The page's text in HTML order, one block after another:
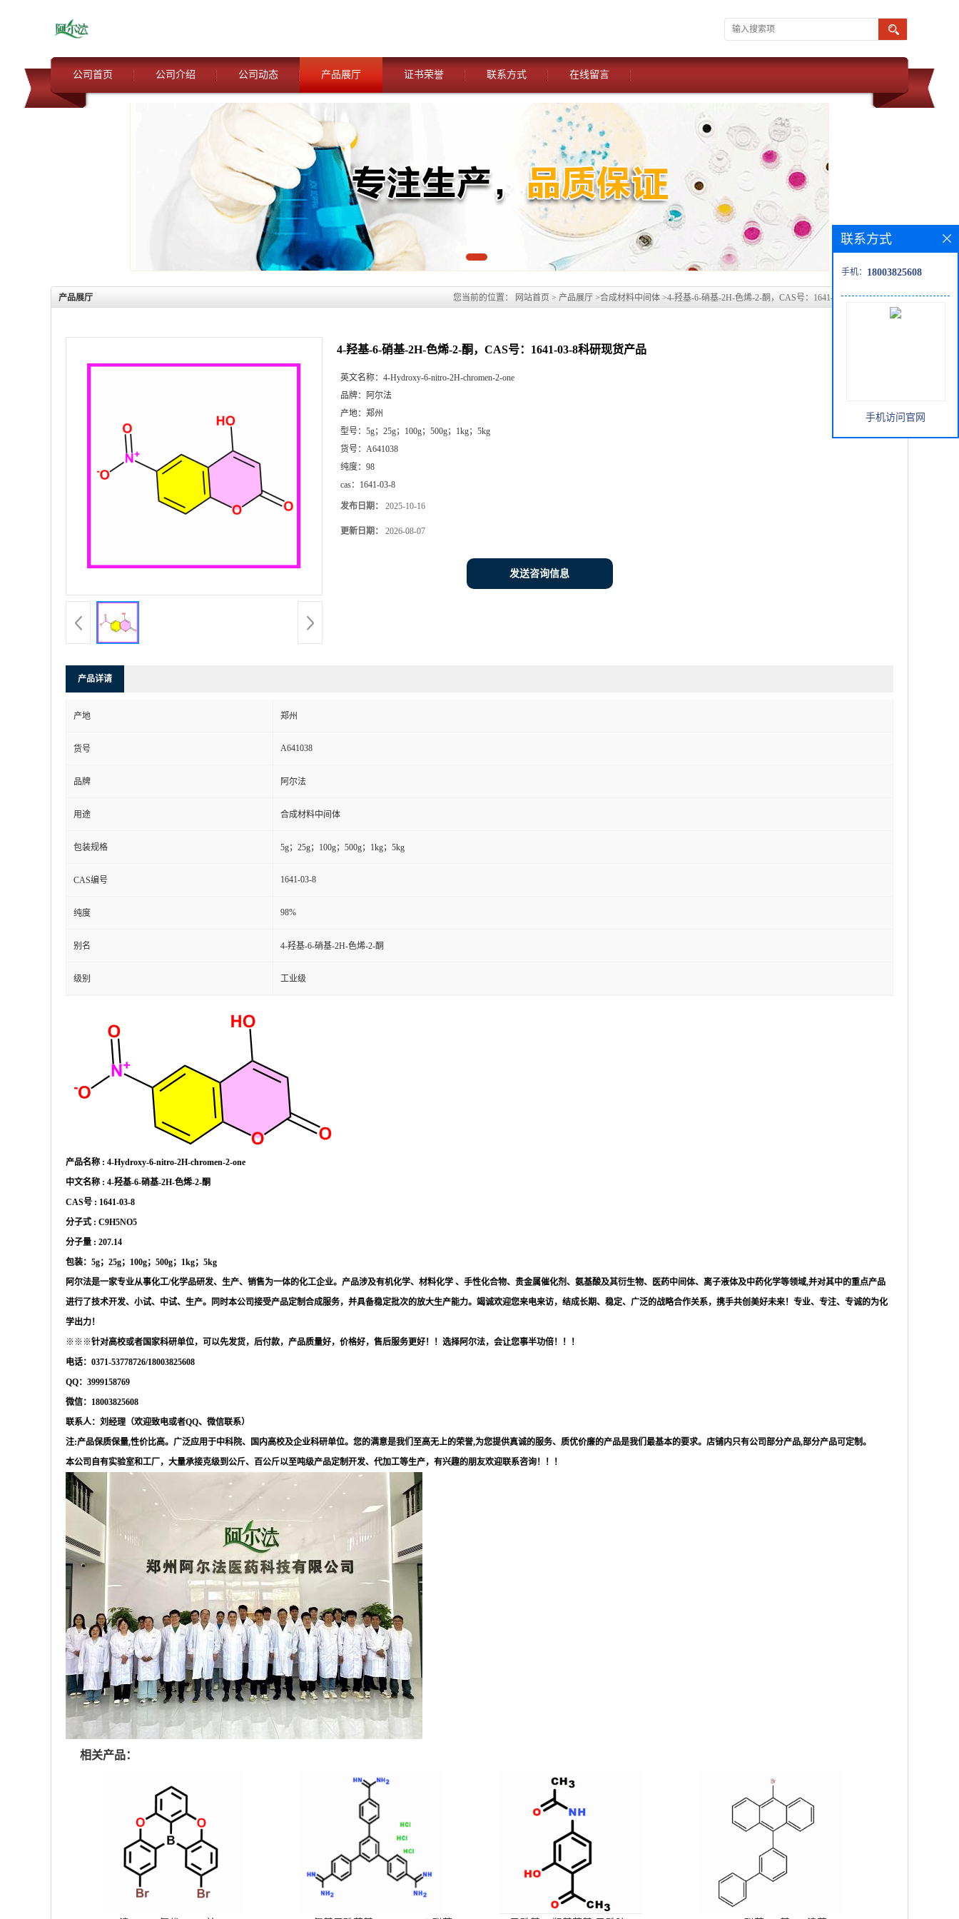
公司首页 公司介绍 公司动态 产品展厅 证书荣誉 联系方式 在线留言
产品展厅 您当前的位置： 网站首页 > 产品展厅 >合成材料中间体 >4-羟基-6-硝基-2H-色烯-2-酮，CAS号：1641-03-8科研现货产品
4-羟基-6-硝基-2H-色烯-2-酮，CAS号：1641-03-8科研现货产品
英文名称： 4-Hydroxy-6-nitro-2H-chromen-2-one
品牌：
阿尔法
产地： 郑州
型号： 5g；25g；100g；500g；1kg；5kg
货号： A641038
纯度： 98
cas： 1641-03-8
发布日期： 2025-10-16
更新日期： 2026-08-07
发送咨询信息
产品详请
产地 郑州
货号 A641038
品牌 阿尔法
用途 合成材料中间体
包装规格 5g；25g；100g；500g；1kg；5kg
CAS编号 1641-03-8
纯度 98%
别名 4-羟基-6-硝基-2H-色烯-2-酮
级别 工业级
产品名称 : 4-Hydroxy-6-nitro-2H-chromen-2-one
中文名称 : 4-羟基-6-硝基-2H-色烯-2-酮
CAS号 : 1641-03-8
分子式 : C9H5NO5
分子量 : 207.14
包装： 5g；25g；100g；500g；1kg；5kg
阿尔法是一家专业从事化工/化学品研发、生产、销售为一体的化工企业。产品涉及有机化学、材料化学 、手性化合物、贵金属催化剂、氨基酸及其衍生物、医药中间体、离子液体及中药化学等领域,并对其中的重点产品
进行了技术开发、小试、中试、生产。同时本公司接受产品定制合成服务，并具备稳定批次的放大生产能力。竭诚欢迎您来电来访，结成长期、稳定、广泛的战略合作关系，携手共创美好未来！专业、专注、专诚的为化
学出力！
※※※针对高校或者国家科研单位，可以先发货，后付款，产品质量好，价格好，售后服务更好！！选择阿尔法，会让您事半功倍！！！
电话： 0371-53778726/18003825608
QQ：3999158769
微信： 18003825608
联系人：刘经理（欢迎致电或者QQ、微信联系）
注:产品保质保量,性价比高。广泛应用于中科院、国内高校及企业科研单位。您的满意是我们至高无上的荣誉,为您提供真诚的服务、质优价廉的产品是我们最基本的要求。店铺内只有公司部分产品,部分产品可定制。
本公司自有实验室和工厂，大量承接克级到公斤、百公斤以至吨级产品定制开发、代加工等生产，有兴趣的朋友欢迎联系咨询！！！
相关产品：
联系方式
手机： 18003825608
手机访问官网